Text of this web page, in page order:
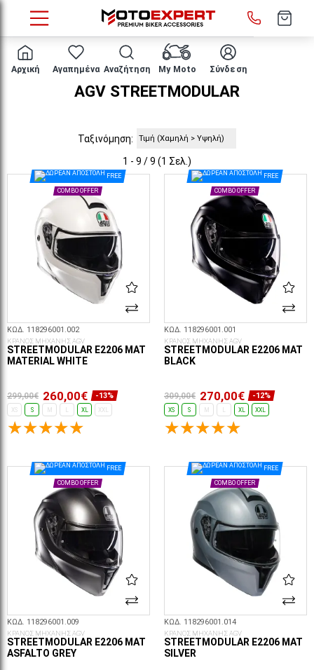
Αρχική Αγαπημένα Αναζήτηση My Moto Σύνδεση
AGV STREETMODULAR
AGV STREETMODULAR
Ταξινόμηση:
1 - 9 / 9 (1 Σελ.)
FREE
COMBO OFFER
ΚΩΔ. 118296001.002
ΚΡΑΝΟΣ ΜΗΧΑΝΗΣ AGV
STREETMODULAR E2206 MAT
MATERIAL WHITE
299,00€ 260,00€ -13%
XS S XL XXL
FREE
COMBO OFFER
ΚΩΔ. 118296001.001
ΚΡΑΝΟΣ ΜΗΧΑΝΗΣ AGV
STREETMODULAR E2206 MAT
BLACK
309,00€ 270,00€ -12%
XS S XL XXL
FREE
COMBO OFFER
ΚΩΔ. 118296001.009
ΚΡΑΝΟΣ ΜΗΧΑΝΗΣ AGV
STREETMODULAR E2206 MAT
ASFALTO GREY
FREE
COMBO OFFER
ΚΩΔ. 118296001.014
ΚΡΑΝΟΣ ΜΗΧΑΝΗΣ AGV
STREETMODULAR E2206 MAT
SILVER